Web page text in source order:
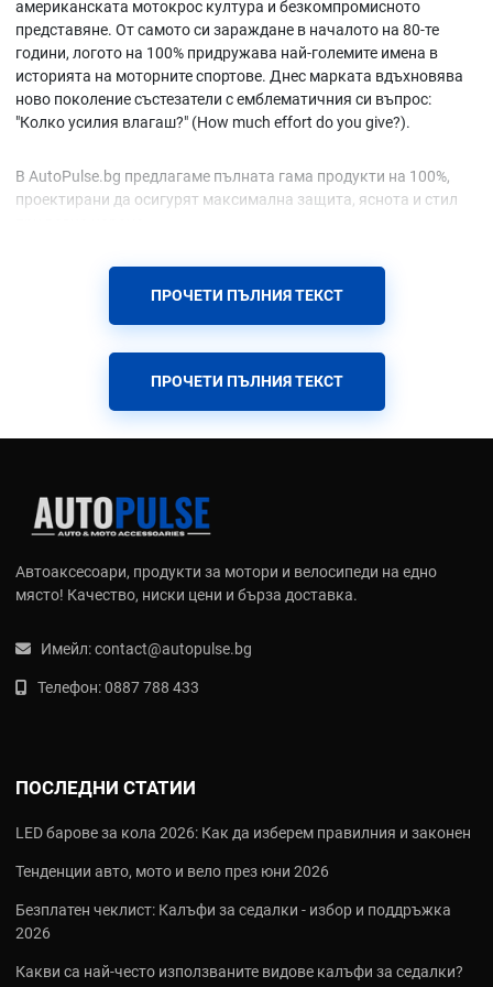
американската мотокрос култура и безкомпромисното
представяне. От самото си зараждане в началото на 80-те
години, логото на 100% придружава най-големите имена в
историята на моторните спортове. Днес марката вдъхновява
ново поколение състезатели с емблематичния си въпрос:
"Колко усилия влагаш?" (How much effort do you give?).
В AutoPulse.bg предлагаме пълната гама продукти на 100%,
проектирани да осигурят максимална защита, яснота и стил
Защо да изберете продуктите на 100%?
Марката 100% не е просто производител на екипировка; тя е
иновации, тествани от елитни атлети в най-тежките условия.
Ключови предимства и технологии:
HiPER® Lens Technology:
висока разделителна способност, която усилва контраста,
терена.
Smartshock® Protection: Революционна система за
Ultra HD яснота:Моделите маски, като флагмана Armega,
предлагат ненадмината оптична прецизност и система за
Проектирани за високи скорости и агресивно каране,
продуктите от серията Moto включват:
Strata 2. От премиум изпълнения до бюджетни решения,
ПРОЧЕТИ ПЪЛНИЯ ТЕКСТ
ПРОЧЕТИ ПЪЛНИЯ ТЕКСТ
Автоаксесоари, продукти за мотори и велосипеди на едно
място! Качество, ниски цени и бърза доставка.
Имейл:contact@autopulse.bg
Телефон:0887 788 433
ПОСЛЕДНИ СТАТИИ
LED барове за кола 2026: Как да изберем правилния и законен
Тенденции авто, мото и вело през юни 2026
Безплатен чеклист: Калъфи за седалки - избор и поддръжка
2026
Какви са най‑често използваните видове калъфи за седалки?